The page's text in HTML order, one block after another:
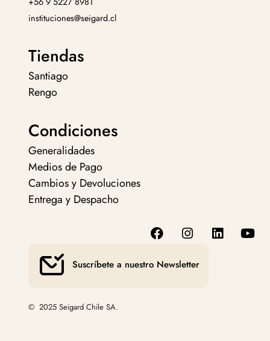
instituciones@seigard.cl
Tiendas
Santiago
Rengo
Condiciones
Generalidades
Medios de Pago
Cambios y Devoluciones
Entrega y Despacho
Suscríbete a nuestro Newsletter
© 2025 Seigard Chile SA.